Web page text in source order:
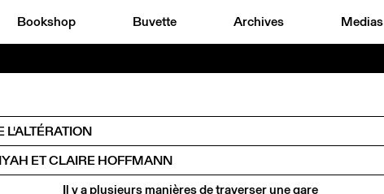
Bookshop Buvette Archives Medias
ET CLAIRE HOFFMANN
Il y a plusieurs manières de traverser une gare